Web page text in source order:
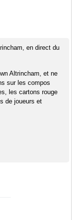
en direct du
Altrincham, et ne
sur les compos
les cartons rouge
de joueurs et